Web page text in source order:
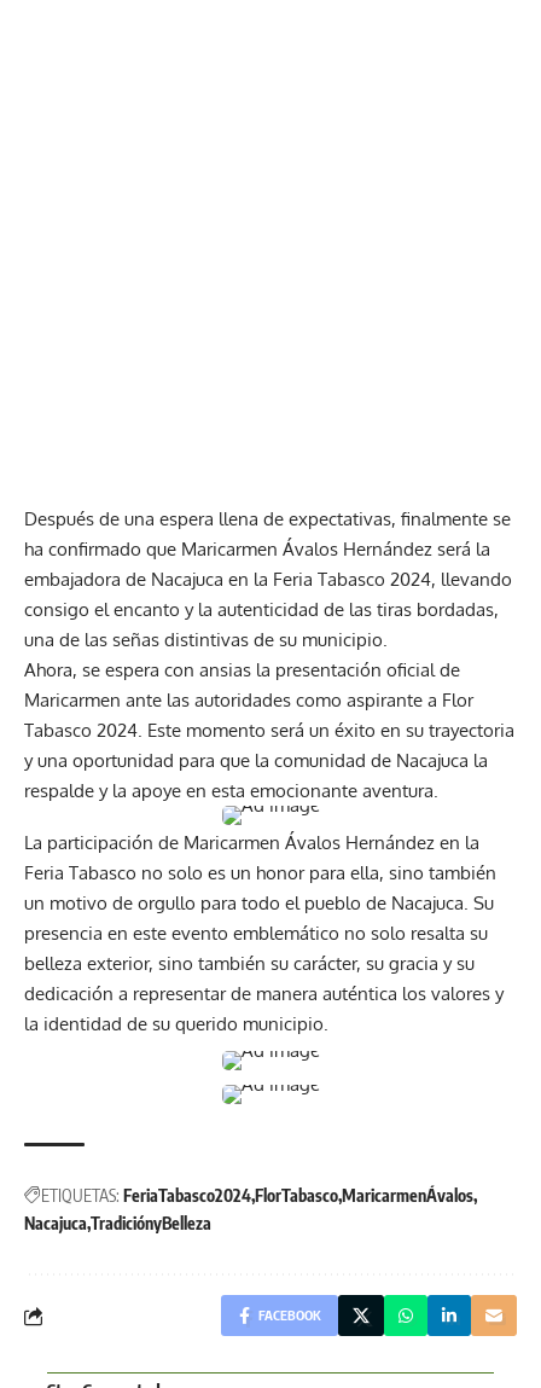
Después de una espera llena de expectativas, finalmente se
ha confirmado que Maricarmen Ávalos Hernández será la
embajadora de Nacajuca en la Feria Tabasco 2024, llevando
consigo el encanto y la autenticidad de las tiras bordadas,
una de las señas distintivas de su municipio.
Ahora, se espera con ansias la presentación oficial de
Maricarmen ante las autoridades como aspirante a Flor
Tabasco 2024. Este momento será un éxito en su trayectoria
y una oportunidad para que la comunidad de Nacajuca la
respalde y la apoye en esta emocionante aventura.
La participación de Maricarmen Ávalos Hernández en la
Feria Tabasco no solo es un honor para ella, sino también
un motivo de orgullo para todo el pueblo de Nacajuca. Su
presencia en este evento emblemático no solo resalta su
belleza exterior, sino también su carácter, su gracia y su
dedicación a representar de manera auténtica los valores y
la identidad de su querido municipio.
ETIQUETAS: FeriaTabasco2024FlorTabascoMaricarmenÁvalos
Nacajuca TradiciónyBelleza
FACEBOOK